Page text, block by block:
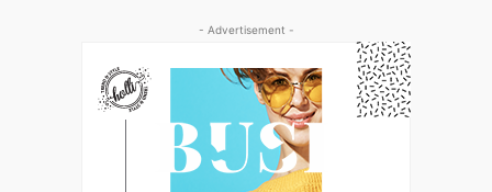
- Advertisement -